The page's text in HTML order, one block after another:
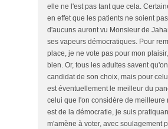
elle ne l'est pas tant que cela.
en effet que les patients ne soient
d'aucuns auront vu Monsieur de
ses vapeurs démocratiques. Pour
place, je ne vote pas pour mon
bien. Or, tous les adultes savent
candidat de son choix, mais pour
est éventuellement le meilleur du
celui que l'on considère de meilleure
est de la démocratie, je suis
m'amène à voter, avec soulagement